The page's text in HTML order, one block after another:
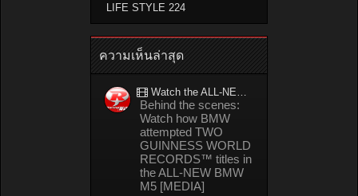
LIFE STYLE 224
ความเห็นล่าสุด
Watch the ALL-NEW BMW M5 refuel mid-drift to take TWO GUINNESS WORLD RECORDS™ titles
Behind the scenes:
Watch how BMW
attempted TWO
GUINNESS WORLD
RECORDS™ titles in
the ALL-NEW BMW
M5 [MEDIA]